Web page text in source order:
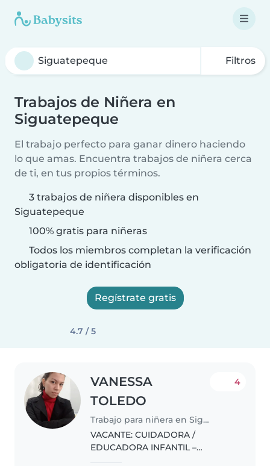
Filtros
Trabajos de Niñera en
Siguatepeque
El trabajo perfecto para ganar dinero haciendo
lo que amas. Encuentra trabajos de niñera cerca
de ti, en tus propios términos.
3 trabajos de niñera disponibles en
Siguatepeque
100% gratis para niñeras
Todos los miembros completan la verificación
obligatoria de identificación
Regístrate gratis
4.7 / 5
VANESSA
TOLEDO
Trabajo para niñera en Siguatepeque
4
VACANTE: CUIDADORA /
EDUCADORA INFANTIL –